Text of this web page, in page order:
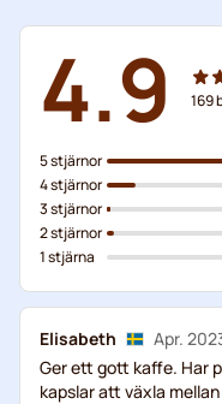
4.9 169
5 stjärnor
4 stjärnor
3 stjärnor
2 stjärnor
1 stjärna
Elisabeth
Apr.
Ger ett gott kaffe. Har
kapslar att växla mellan